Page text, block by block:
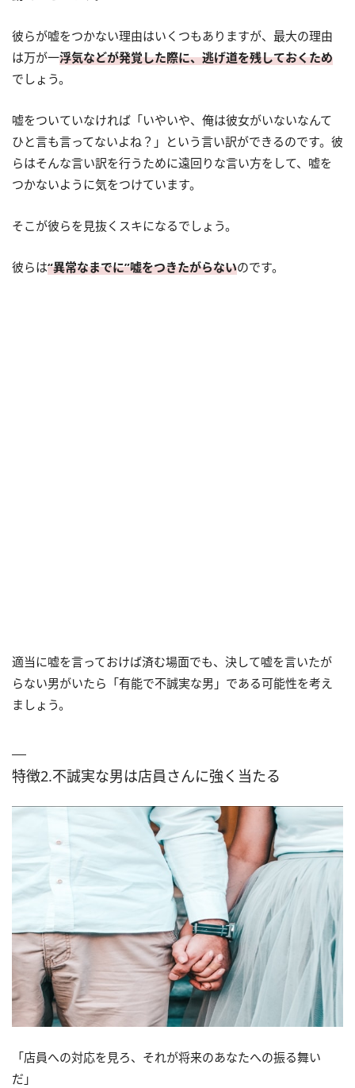
彼らが嘘をつかない理由はいくつもありますが、最大の理由
は万が一浮気などが発覚した際に、逃げ道を残しておくため
でしょう。
嘘をついていなければ「いやいや、俺は彼女がいないなんて
ひと言も言ってないよね？」という言い訳ができるのです。彼
らはそんな言い訳を行うために遠回りな言い方をして、嘘を
つかないように気をつけています。
そこが彼らを見抜くスキになるでしょう。
彼らは“異常なまでに”嘘をつきたがらないのです。
適当に嘘を言っておけば済む場面でも、決して嘘を言いたが
らない男がいたら「有能で不誠実な男」である可能性を考え
ましょう。
特徴2.不誠実な男は店員さんに強く当たる
「店員への対応を見ろ、それが将来のあなたへの振る舞い
だ」